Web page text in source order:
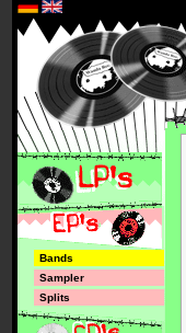
Bands
Sampler
Splits